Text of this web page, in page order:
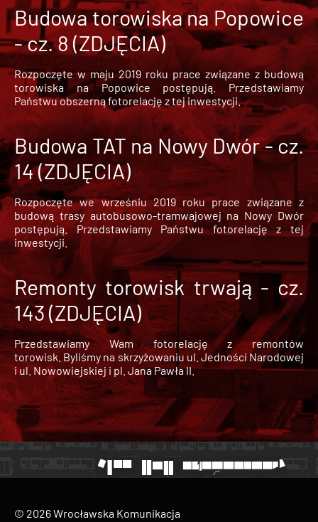
Budowa torowiska na Popowice
- cz. 8 (ZDJĘCIA)
Rozpoczęte w maju 2019 roku prace związane z budową
torowiska na Popowice
postępują. Przedstawiamy
Państwu obszerną fotorelację z tej inwestycji.
Budowa TAT na Nowy Dwór - cz.
14 (ZDJĘCIA)
Rozpoczęte we wrześniu 2019 roku prace związane z
budową trasy autobusowo-tramwajowej na Nowy Dwór
postępują. Przedstawiamy Państwu fotorelację z tej
inwestycji.
Remonty torowisk trwają - cz.
143 (ZDJĘCIA)
Przedstawiamy Wam fotorelację z remontów
torowisk. Byliśmy na skrzyżowaniu ul. Jedności Narodowej
i ul. Nowowiejskiej i pl. Jana Pawła II.
© 2026 Wrocławska Komunikacja